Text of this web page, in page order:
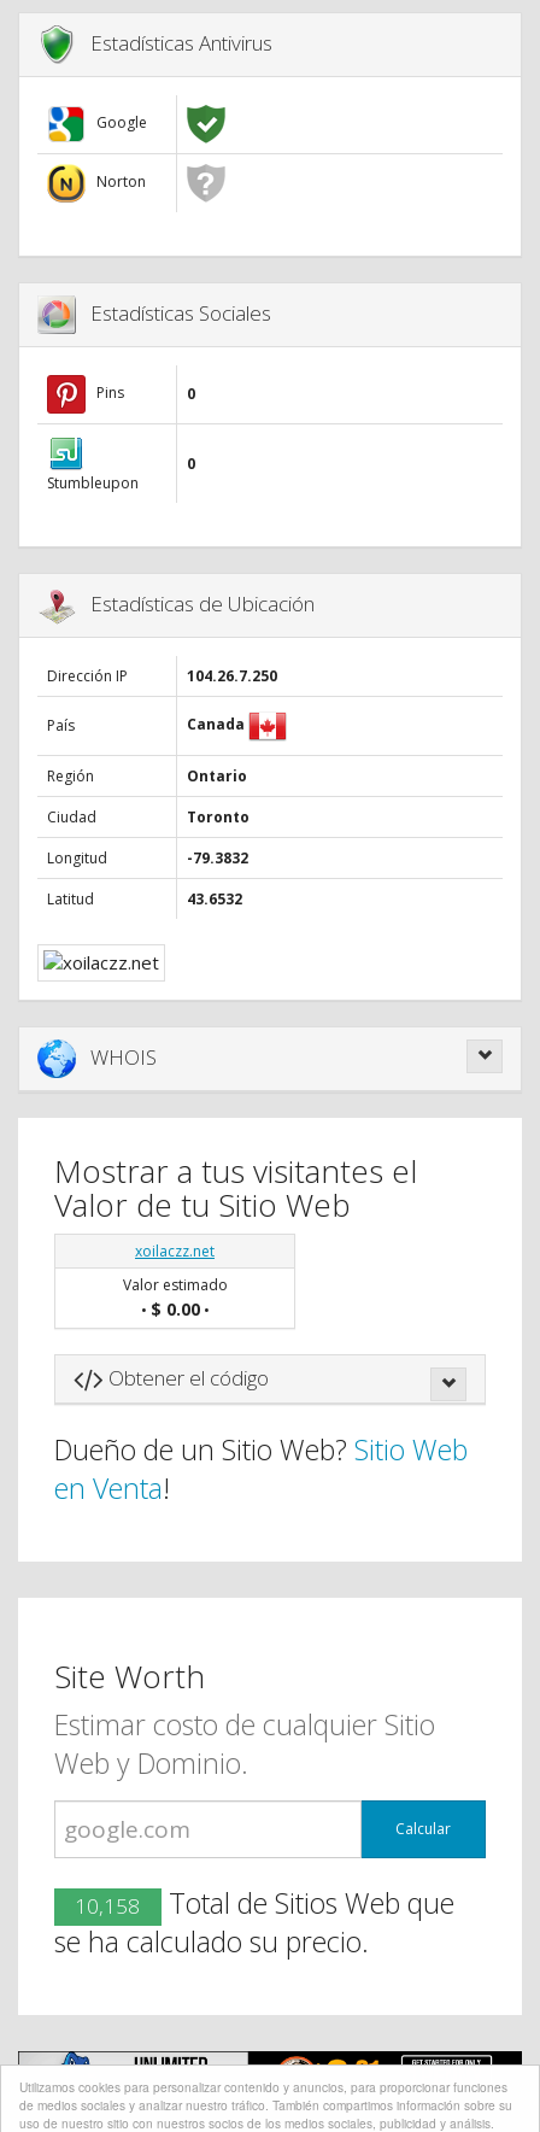
Utilizamos cookies para personalizar contenido y anuncios, para proporcionar funciones
de medios sociales y analizar nuestro tráfico. También compartimos información sobre su
uso de nuestro sitio con nuestros socios de los medios sociales, publicidad y análisis.
Estadísticas Antivirus
Google
Norton
Estadísticas Sociales
Pins 0
Stumbleupon
0
Estadísticas de Ubicación
Dirección IP 104.26.7.250
País Canada
Región
Ontario
Ciudad
Toronto
Longitud
-79.3832
Latitud
43.6532
WHOIS
Mostrar a tus visitantes el
Valor de tu Sitio Web
xoilaczz.net
Valor estimado
• $ 0.00•
Obtener el código
Dueño de un Sitio Web? Sitio Web
en Venta!
Site Worth
Estimar costo de cualquier Sitio
Web y Dominio.
Calcular
10,158
Total de Sitios Web que
se ha calculado su precio.